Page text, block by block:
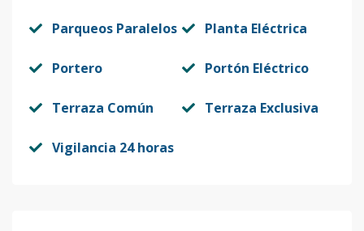
Parqueos Paralelos Planta Eléctrica
Portero Portón Eléctrico
Terraza Común Terraza Exclusiva
Vigilancia 24 horas